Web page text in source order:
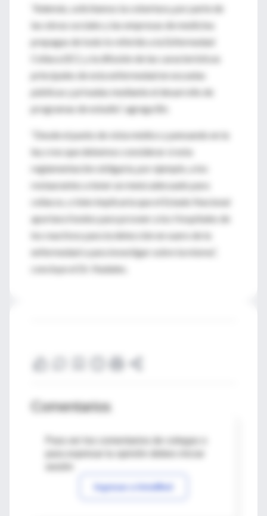
“Además, solicitamos la cobertura, por parte de
las obras sociales y las empresas de medicina
prepagas de todo lo referido a la Enfermedad
Celíaca (EC), y la difusión de las características
principales de esta enfermedad en escuelas
públicas y privadas mediante el desarrollo de
programas de estudio”, agrega Bó.
“Desde el punto de vista médico y pensando en la
ley creo que debemos considerar si esta
reglamentación obligaría, por ejemplo, a los
restaurantes a tener un menú adecuado para
celíacos, o bien implicaría que el Estado Nacional
aportara fondos para proveer a los Hospitales de
los reactivos para la detección en suero de la
enfermedad o para investigar sobre la misma”,
concluye el Dr. Nadales.
Comentarios
Para ver los comentarios de colegas o
Ingresar a IntraMed